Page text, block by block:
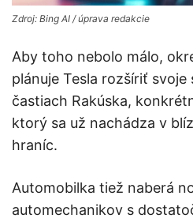
Zdroj: Bing AI / úprava redakcie
Aby toho nebolo málo,
plánuje Tesla rozšíriť svoje
častiach Rakúska,
ktorý sa už nachádza v
hraníc.
Automobilka tiež naberá
automechanikov s